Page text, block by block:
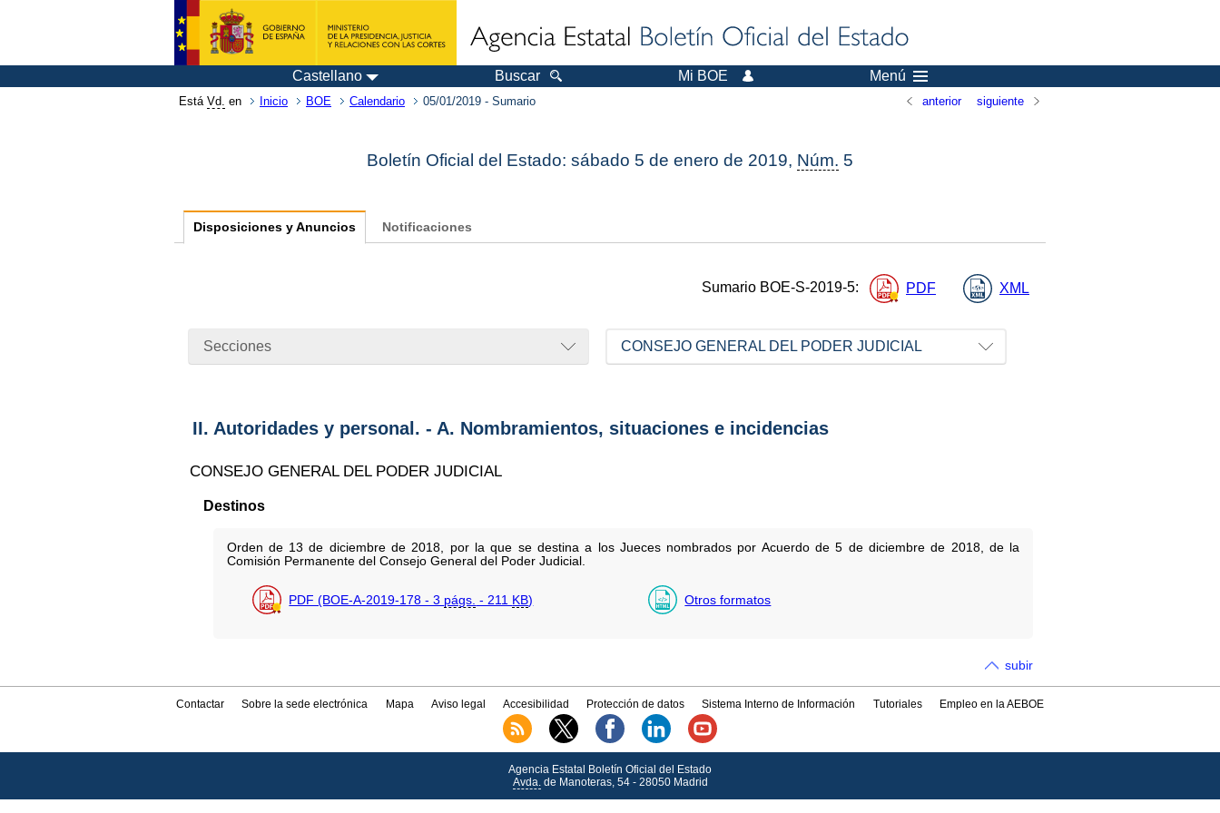
Castellano Buscar Mi BOE Menú
Está Vd. en Inicio BOE Calendario 05/01/2019 - Sumario anterior siguiente
Boletín Oficial del Estado: sábado 5 de enero de 2019, Núm. 5
Disposiciones y Anuncios Notificaciones
Sumario BOE-S-2019-5: PDF XML
Secciones CONSEJO GENERAL DEL PODER JUDICIAL
II. Autoridades y personal. - A. Nombramientos, situaciones e incidencias
CONSEJO GENERAL DEL PODER JUDICIAL
Destinos
Orden de 13 de diciembre de 2018, por la que se destina a los Jueces nombrados por Acuerdo de 5 de diciembre de 2018, de la
Comisión Permanente del Consejo General del Poder Judicial.
PDF (BOE-A-2019-178 - 3 págs. - 211 KB) Otros formatos
subir
Contactar Sobre la sede electrónica Mapa Aviso legal Accesibilidad Protección de datos Sistema Interno de Información Tutoriales Empleo en la AEBOE
Agencia Estatal Boletín Oficial del Estado
Avda. de Manoteras, 54 - 28050 Madrid